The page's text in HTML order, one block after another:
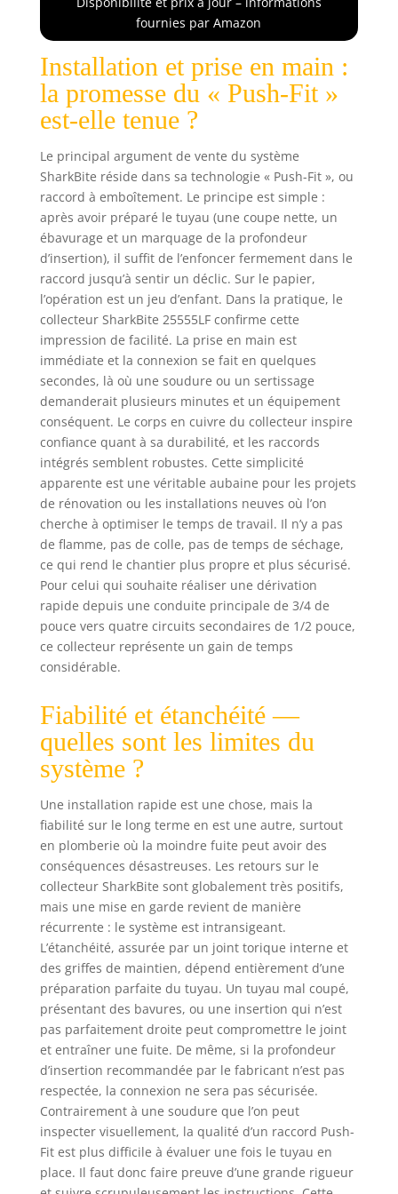
connexions
supplémentaires
particulièrement
utiles dans les
zones où l'eau est
de bains et les
cuisines Le design
push-to-connect
rend l'installation
beaucoup plus
rapide et plus
facile, et est
compatible avec
toute combinaison
de tuyaux en
cuivre, PEX, CPVC
ou PE-RT.
fournies par Amazon
Installation et prise en main :
la promesse du « Push-Fit »
est-elle tenue ?
Le principal argument de vente du système
SharkBite réside dans sa technologie « Push-Fit », ou
raccord à emboîtement. Le principe est simple :
après avoir préparé le tuyau (une coupe nette, un
ébavurage et un marquage de la profondeur
d’insertion), il suffit de l’enfoncer fermement dans le
raccord jusqu’à sentir un déclic. Sur le papier,
l’opération est un jeu d’enfant. Dans la pratique, le
collecteur SharkBite 25555LF confirme cette
impression de facilité. La prise en main est
immédiate et la connexion se fait en quelques
secondes, là où une soudure ou un sertissage
demanderait plusieurs minutes et un équipement
conséquent. Le corps en cuivre du collecteur inspire
confiance quant à sa durabilité, et les raccords
intégrés semblent robustes. Cette simplicité
apparente est une véritable aubaine pour les projets
de rénovation ou les installations neuves où l’on
cherche à optimiser le temps de travail. Il n’y a pas
de flamme, pas de colle, pas de temps de séchage,
ce qui rend le chantier plus propre et plus sécurisé.
Pour celui qui souhaite réaliser une dérivation
rapide depuis une conduite principale de 3/4 de
pouce vers quatre circuits secondaires de 1/2 pouce,
ce collecteur représente un gain de temps
considérable.
Fiabilité et étanchéité —
quelles sont les limites du
système ?
Une installation rapide est une chose, mais la
fiabilité sur le long terme en est une autre, surtout
en plomberie où la moindre fuite peut avoir des
conséquences désastreuses. Les retours sur le
collecteur SharkBite sont globalement très positifs,
mais une mise en garde revient de manière
récurrente : le système est intransigeant.
L’étanchéité, assurée par un joint torique interne et
des griffes de maintien, dépend entièrement d’une
préparation parfaite du tuyau. Un tuyau mal coupé,
présentant des bavures, ou une insertion qui n’est
pas parfaitement droite peut compromettre le joint
et entraîner une fuite. De même, si la profondeur
d’insertion recommandée par le fabricant n’est pas
respectée, la connexion ne sera pas sécurisée.
Contrairement à une soudure que l’on peut
inspecter visuellement, la qualité d’un raccord Push-
Fit est plus difficile à évaluer une fois le tuyau en
place. Il faut donc faire preuve d’une grande rigueur